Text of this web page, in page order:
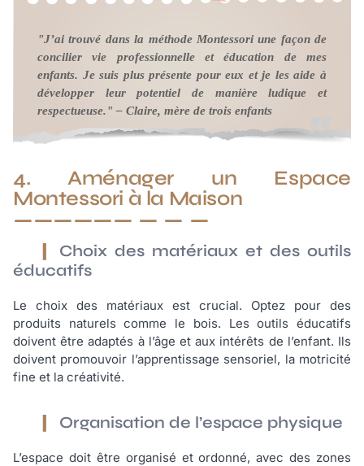
"J’ai trouvé dans la méthode Montessori une façon de
concilier vie professionnelle et éducation de mes
enfants. Je suis plus présente pour eux et je les aide à
développer leur potentiel de manière ludique et
respectueuse." – Claire, mère de trois enfants
4. Aménager un Espace
Montessori à la Maison
Choix des matériaux et des outils
éducatifs
Le choix des matériaux est crucial. Optez pour des
produits naturels comme le bois. Les outils éducatifs
doivent être adaptés à l’âge et aux intérêts de l’enfant. Ils
doivent promouvoir l’apprentissage sensoriel, la motricité
fine et la créativité.
Organisation de l’espace physique
L’espace doit être organisé et ordonné, avec des zones